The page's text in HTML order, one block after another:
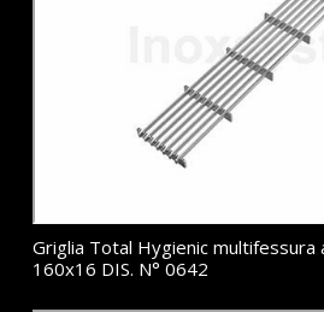
Griglia Total Hygienic multifessura
160x16 DIS. N° 0642